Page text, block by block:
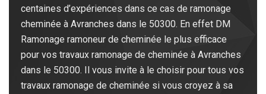
centaines d’expériences dans ce cas de ramonage
cheminée à Avranches dans le 50300. En effet DM
Ramonage ramoneur de cheminée le plus efficace
pour vos travaux ramonage de cheminée à Avranches
dans le 50300. Il vous invite à le choisir pour tous vos
travaux ramonage de cheminée si vous croyez à sa